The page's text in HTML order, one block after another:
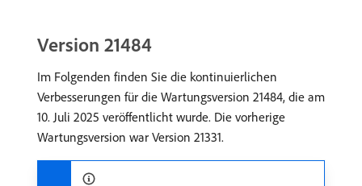
Version 21484
Im Folgenden finden Sie die kontinuierlichen
Verbesserungen für die Wartungsversion 21484, die am
10. Juli 2025 veröffentlicht wurde. Die vorherige
Wartungsversion war Version 21331.